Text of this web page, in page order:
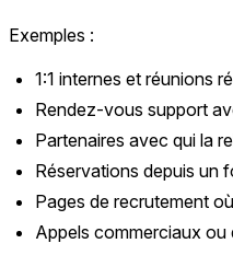
Exemples :
1:1 internes et réunions
Rendez-vous support
Partenaires avec qui la
Réservations depuis un
Pages de recrutement
Appels commerciaux ou